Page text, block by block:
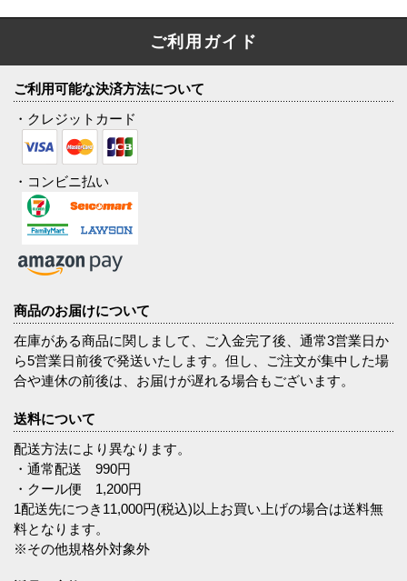
ご利用ガイド
ご利用可能な決済方法について
・クレジットカード
・コンビニ払い
商品のお届けについて
在庫がある商品に関しまして、ご入金完了後、通常3営業日か
ら5営業日前後で発送いたします。但し、ご注文が集中した場
合や連休の前後は、お届けが遅れる場合もございます。
送料について
配送方法により異なります。
・通常配送 990円
・クール便 1,200円
1配送先につき11,000円(税込)以上お買い上げの場合は送料無
料となります。
※その他規格外対象外